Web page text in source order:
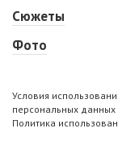
Сюжеты
Фото
Условия
персональных данных
Политика